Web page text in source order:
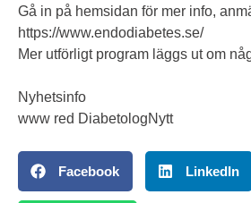
Gå in på hemsidan för mer info,
https://www.endodiabetes.se/
Mer utförligt program läggs ut om
Nyhetsinfo
www red DiabetologNytt
Facebook LinkedIn